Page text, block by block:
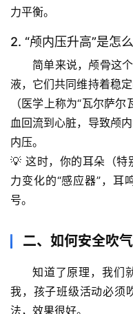
力平衡。
2. “颅内压升高”是怎么
简单来说，颅骨这
液，它们共同维持着稳
（医学上称为“瓦尔萨
血回流到心脏，导致颅
内压。
💡 这时，你的耳朵（特
力变化的“感应器”，耳
号。
二、如何安全吹
知道了原理，我们
我，孩子班级活动必须
法，效果很好。